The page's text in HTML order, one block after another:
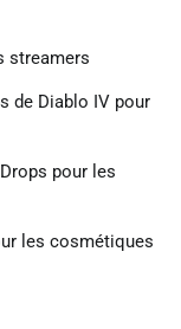
streamers
de Diablo IV pour
pour les
les cosmétiques